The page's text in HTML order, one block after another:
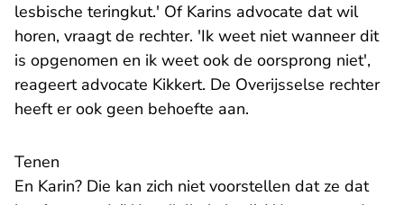
lesbische teringkut.' Of Karins advocate dat wil
horen, vraagt de rechter. 'Ik weet niet wanneer dit
is opgenomen en ik weet ook de oorsprong niet',
reageert advocate Kikkert. De Overijsselse rechter
heeft er ook geen behoefte aan.
Tenen
En Karin? Die kan zich niet voorstellen dat ze dat